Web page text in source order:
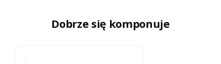
Dobrze się komponuje